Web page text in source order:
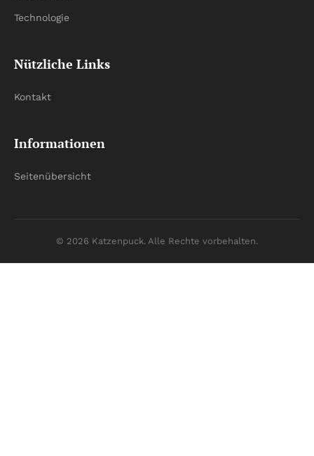
Technologie
Nützliche Links
Kontakt
Informationen
Seitenübersicht
© 2026 Katzenpuck. Alle Rechte vorbehalten.